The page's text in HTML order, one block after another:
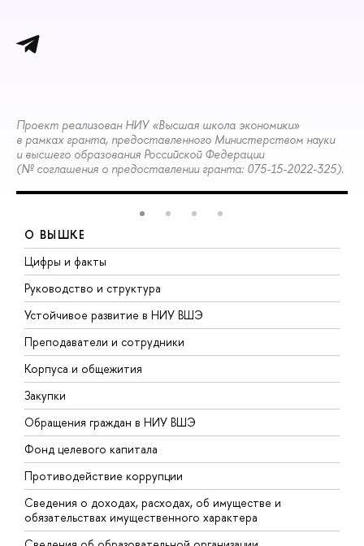
Проект реализован НИУ «Высшая школа экономики»
в рамках гранта, предоставленного Министерством науки
и высшего образования Российской Федерации
(№ соглашения о предоставлении гранта: 075-15-2022-325).
О ВЫШКЕ
Цифры и факты
Руководство и структура
Устойчивое развитие в НИУ ВШЭ
Преподаватели и сотрудники
Корпуса и общежития
Закупки
Обращения граждан в НИУ ВШЭ
Фонд целевого капитала
Противодействие коррупции
Сведения о доходах, расходах, об имуществе и
обязательствах имущественного характера